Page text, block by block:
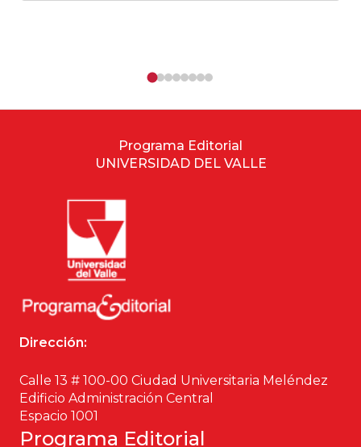
Programa Editorial
UNIVERSIDAD DEL VALLE
Dirección:
Calle 13 # 100-00 Ciudad Universitaria Meléndez
Edificio Administración Central
Espacio 1001
Programa Editorial